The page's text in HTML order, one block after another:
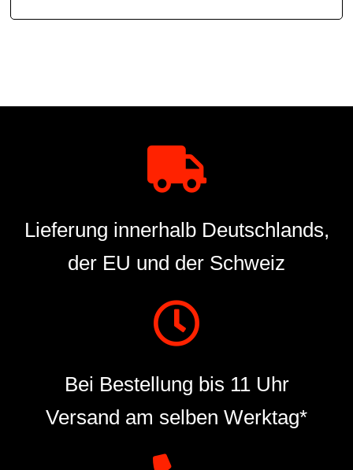
Lieferung innerhalb Deutschlands,
der EU und der Schweiz
Bei Bestellung bis 11 Uhr
Versand am selben Werktag*